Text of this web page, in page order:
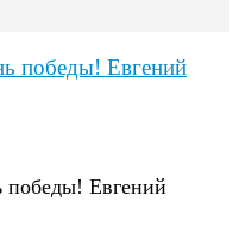
победы! Евгений
победы! Евгений